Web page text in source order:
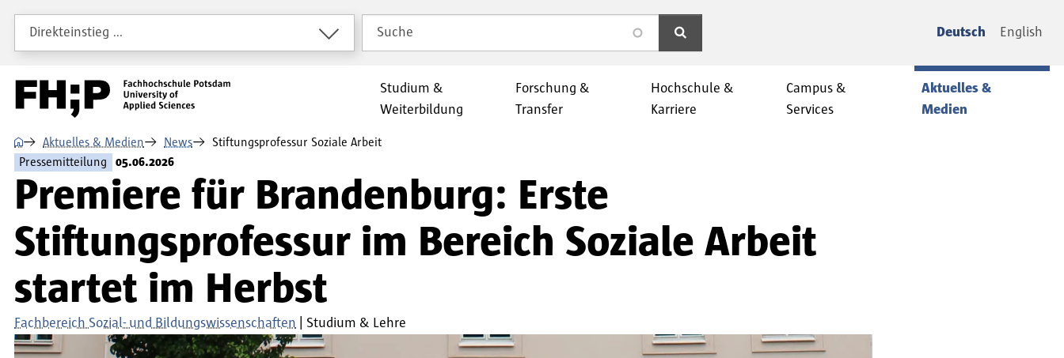
Direkt zum Inhalt
Direkt zur Hauptnavigation
Direkt zum Fußbereich
Direkteinstieg …
Suche
search Deutsch English
Studium &
Weiterbildung
Forschung &
Transfer
Hochschule &
Karriere
Campus &
Services
Aktuelles &
Medien
⌂ Aktuelles & Medien News
Stiftungsprofessur Soziale Arbeit
Pressemitteilung
05.06.2026
Premiere für Brandenburg: Erste
Stiftungsprofessur im Bereich Soziale Arbeit
startet im Herbst
Fachbereich Sozial- und Bildungswissenschaften Studium & Lehre